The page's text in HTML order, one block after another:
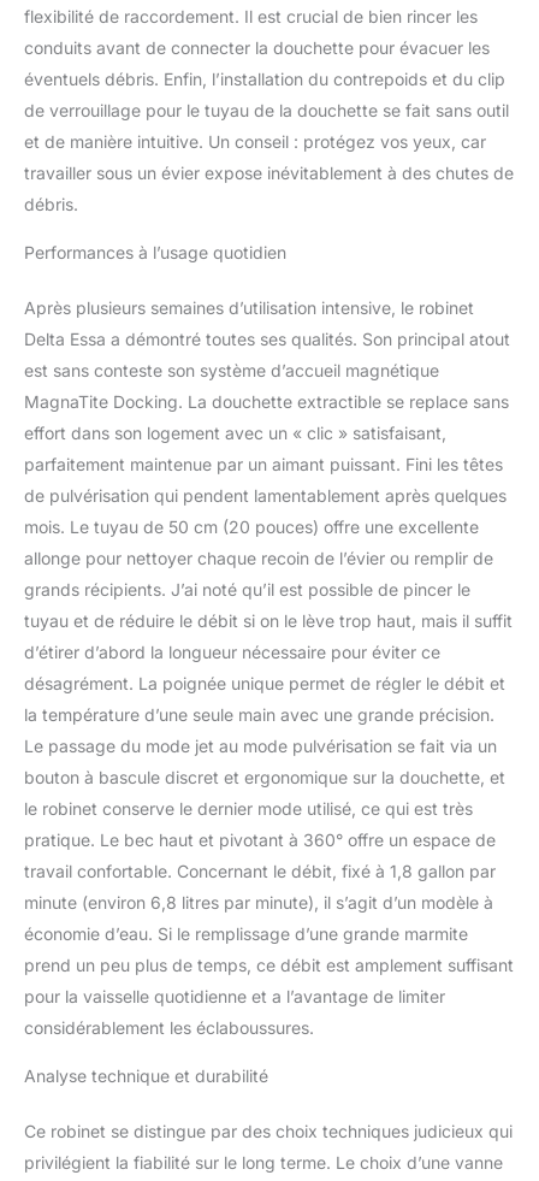
performances des
produits en vigueur et
des normes de sécurité
américaines Vous
pouvez installer en toute
confiance, car les
robinets de cuisine Delta
flexibilité de raccordement. Il est crucial de bien rincer les
conduits avant de connecter la douchette pour évacuer les
éventuels débris. Enfin, l’installation du contrepoids et du clip
de verrouillage pour le tuyau de la douchette se fait sans outil
et de manière intuitive. Un conseil : protégez vos yeux, car
travailler sous un évier expose inévitablement à des chutes de
débris.
Performances à l’usage quotidien
Après plusieurs semaines d’utilisation intensive, le robinet
Delta Essa a démontré toutes ses qualités. Son principal atout
est sans conteste son système d’accueil magnétique
MagnaTite Docking. La douchette extractible se replace sans
effort dans son logement avec un « clic » satisfaisant,
parfaitement maintenue par un aimant puissant. Fini les têtes
de pulvérisation qui pendent lamentablement après quelques
mois. Le tuyau de 50 cm (20 pouces) offre une excellente
allonge pour nettoyer chaque recoin de l’évier ou remplir de
grands récipients. J’ai noté qu’il est possible de pincer le
tuyau et de réduire le débit si on le lève trop haut, mais il suffit
d’étirer d’abord la longueur nécessaire pour éviter ce
désagrément. La poignée unique permet de régler le débit et
la température d’une seule main avec une grande précision.
Le passage du mode jet au mode pulvérisation se fait via un
bouton à bascule discret et ergonomique sur la douchette, et
le robinet conserve le dernier mode utilisé, ce qui est très
pratique. Le bec haut et pivotant à 360° offre un espace de
travail confortable. Concernant le débit, fixé à 1,8 gallon par
minute (environ 6,8 litres par minute), il s’agit d’un modèle à
économie d’eau. Si le remplissage d’une grande marmite
prend un peu plus de temps, ce débit est amplement suffisant
pour la vaisselle quotidienne et a l’avantage de limiter
considérablement les éclaboussures.
Analyse technique et durabilité
Ce robinet se distingue par des choix techniques judicieux qui
privilégient la fiabilité sur le long terme. Le choix d’une vanne